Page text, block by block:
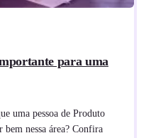
para uma
uma pessoa de Produto
bem nessa área? Confira